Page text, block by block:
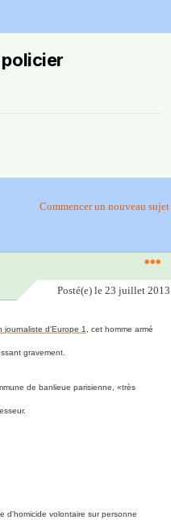
Commencer un nouveau sujet
Posté(e) le 23 juillet 2013
journaliste d'Europe 1, cet homme armé
gravement.
de banlieue parisienne, «très
d'homicide volontaire sur personne